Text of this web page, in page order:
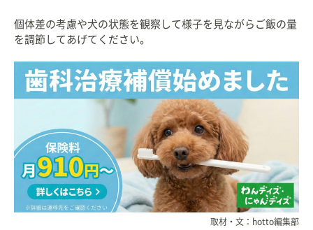
個体差の考慮や犬の状態を観察して様子を見ながらご飯の量
を調節してあげてください。
取材・文：hotto編集部